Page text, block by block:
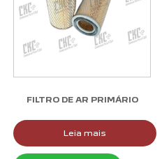
FILTRO DE AR PRIMÁRIO
Leia mais